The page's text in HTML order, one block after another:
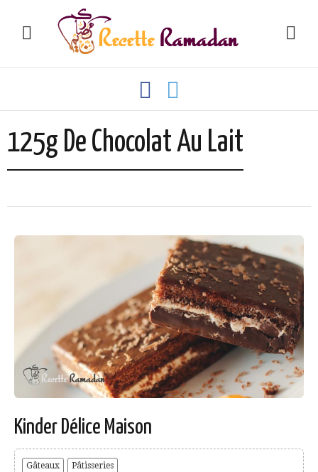
125g De Chocolat Au Lait
Kinder Délice Maison
Gâteaux Pâtisseries